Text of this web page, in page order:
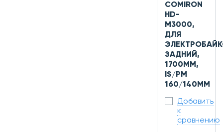
COMIRON
HD-
M3000,
ДЛЯ
ЗАДНИЙ,
1700ММ,
IS/PM
160/140ММ
Добавить
к
сравнению